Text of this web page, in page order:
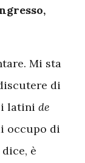
Mi sta
di
i latini de
occupo di
è